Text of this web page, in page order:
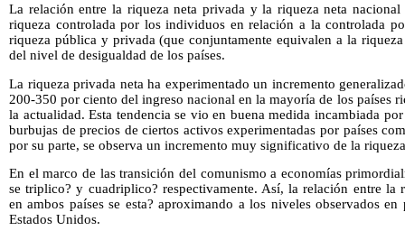
La relación entre la riqueza neta privada y la riqueza neta
riqueza controlada por los individuos en relación a la controlada
riqueza pública y privada (que conjuntamente equivalen a la
del nivel de desigualdad de los países.
La riqueza privada neta ha experimentado un incremento
200-350 por ciento del ingreso nacional en la mayoría de los países
la actualidad. Esta tendencia se vio en buena medida incambiada
burbujas de precios de ciertos activos experimentadas por países
por su parte, se observa un incremento muy significativo de la
En el marco de las transición del comunismo a economías
se triplico? y cuadriplico? respectivamente. Así, la relación entre la
en ambos países se esta? aproximando a los niveles observados
Estados Unidos.